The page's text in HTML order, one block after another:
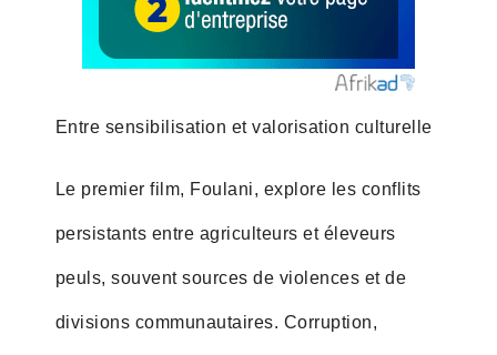
Entre sensibilisation et valorisation culturelle
Le premier film, Foulani, explore les conflits
persistants entre agriculteurs et éleveurs
peuls, souvent sources de violences et de
divisions communautaires. Corruption,